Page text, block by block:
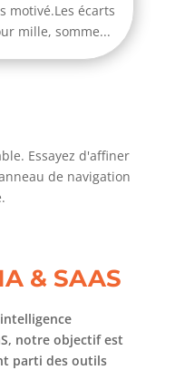
motivé.Les écarts
mille, somme...
Essayez d'affiner
de navigation
& SAAS
notre objectif est
parti des outils